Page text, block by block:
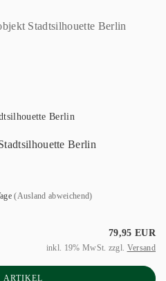
Berlin
Berlin
(Ausland abweichend)
79,95 EUR
inkl. 19% MwSt. zzgl. Versand
ARTIKEL